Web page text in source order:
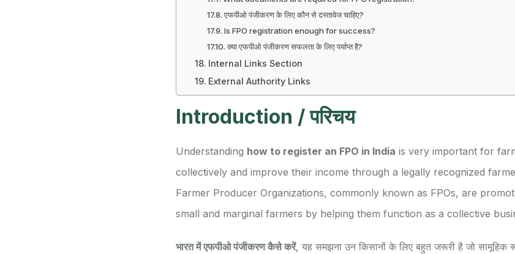
एफपीओ पंजीकरण के लिए कौन से दस्तावेज चाहिए?
Is FPO registration enough for success?
क्या एफपीओ पंजीकरण सफलता के लिए पर्याप्त है?
Internal Links Section
External Authority Links
Introduction / परिचय
Understanding how to register an FPO in India is very important for
collectively and improve their income through a legally recognized
Farmer Producer Organizations, commonly known as FPOs, are
small and marginal farmers by helping them function as a collective
भारत में एफपीओ पंजीकरण कैसे करें, यह समझना उन किसानों के लिए बहुत जरूरी है जो